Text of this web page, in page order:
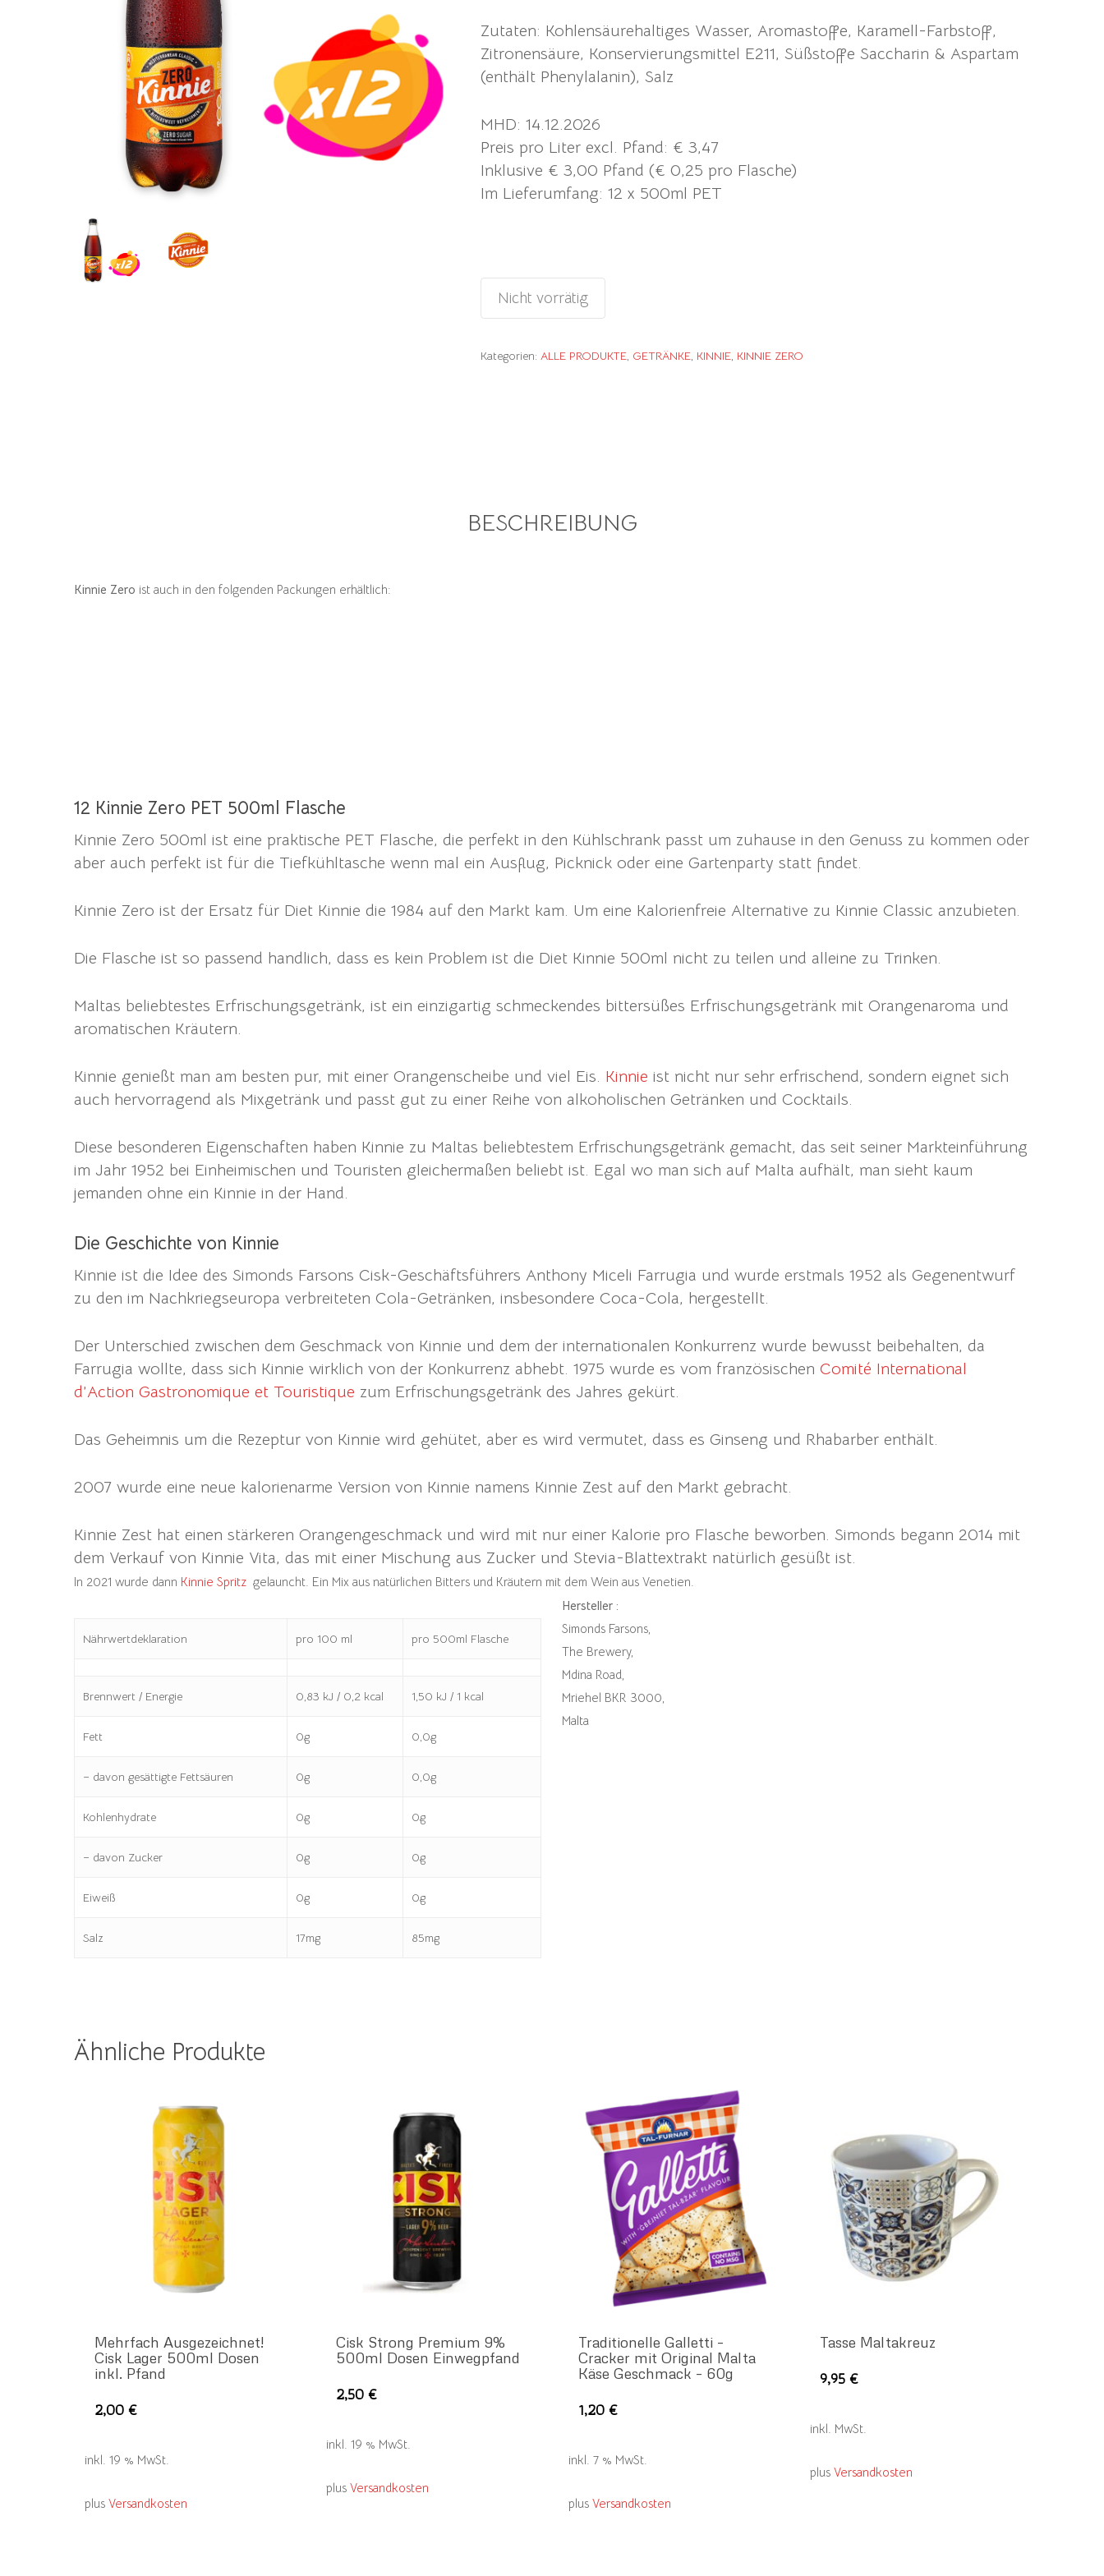
Hit enter to search or ESC to close
Search
Zutaten: Kohlensäurehaltiges Wasser, Aromastoffe, Karamell-Farbstoff,
Zitronensäure, Konservierungsmittel E211, Süßstoffe Saccharin & Aspartam
(enthält Phenylalanin), Salz
MHD: 14.12.2026
Preis pro Liter excl. Pfand: € 3,47
Inklusive € 3,00 Pfand (€ 0,25 pro Flasche)
Im Lieferumfang: 12 x 500ml PET
Nicht vorrätig
Kategorien: ALLE PRODUKTE, GETRÄNKE, KINNIE, KINNIE ZERO
BESCHREIBUNG
Kinnie Zero ist auch in den folgenden Packungen erhältlich:
12 Kinnie Zero PET 500ml Flasche
Kinnie Zero 500ml ist eine praktische PET Flasche, die perfekt in den Kühlschrank passt um zuhause in den Genuss zu kommen oder
aber auch perfekt ist für die Tiefkühltasche wenn mal ein Ausflug, Picknick oder eine Gartenparty statt findet.
Kinnie Zero ist der Ersatz für Diet Kinnie die 1984 auf den Markt kam. Um eine Kalorienfreie Alternative zu Kinnie Classic anzubieten.
Die Flasche ist so passend handlich, dass es kein Problem ist die Diet Kinnie 500ml nicht zu teilen und alleine zu Trinken.
Maltas beliebtestes Erfrischungsgetränk, ist ein einzigartig schmeckendes bittersüßes Erfrischungsgetränk mit Orangenaroma und
aromatischen Kräutern.
Kinnie genießt man am besten pur, mit einer Orangenscheibe und viel Eis. Kinnie ist nicht nur sehr erfrischend, sondern eignet sich
auch hervorragend als Mixgetränk und passt gut zu einer Reihe von alkoholischen Getränken und Cocktails.
Diese besonderen Eigenschaften haben Kinnie zu Maltas beliebtestem Erfrischungsgetränk gemacht, das seit seiner Markteinführung
im Jahr 1952 bei Einheimischen und Touristen gleichermaßen beliebt ist. Egal wo man sich auf Malta aufhält, man sieht kaum
jemanden ohne ein Kinnie in der Hand.
Die Geschichte von Kinnie
Kinnie ist die Idee des Simonds Farsons Cisk-Geschäftsführers Anthony Miceli Farrugia und wurde erstmals 1952 als Gegenentwurf
zu den im Nachkriegseuropa verbreiteten Cola-Getränken, insbesondere Coca-Cola, hergestellt.
Der Unterschied zwischen dem Geschmack von Kinnie und dem der internationalen Konkurrenz wurde bewusst beibehalten, da
Farrugia wollte, dass sich Kinnie wirklich von der Konkurrenz abhebt. 1975 wurde es vom französischenComité International
d’Action Gastronomique et Touristique zum Erfrischungsgetränk des Jahres gekürt.
Das Geheimnis um die Rezeptur von Kinnie wird gehütet, aber es wird vermutet, dass es Ginseng und Rhabarber enthält.
2007 wurde eine neue kalorienarme Version von Kinnie namens Kinnie Zest auf den Markt gebracht.
Kinnie Zest hat einen stärkeren Orangengeschmack und wird mit nur einer Kalorie pro Flasche beworben. Simonds begann 2014 mit
dem Verkauf von Kinnie Vita, das mit einer Mischung aus Zucker und Stevia-Blattextrakt natürlich gesüßt ist.
In 2021 wurde dann Kinnie Spritz gelauncht. Ein Mix aus natürlichen Bitters und Kräutern mit dem Wein aus Venetien.
Nährwertdeklaration pro 100 ml pro 500ml Flasche
Brennwert / Energie 0,83 kJ / 0,2 kcal 1,50 kJ / 1 kcal
Fett 0g 0,0g
– davon gesättigte Fettsäuren 0g 0,0g
Kohlenhydrate 0g 0g
– davon Zucker 0g 0g
Eiweiß 0g 0g
Salz 17mg 85mg
Hersteller :
Simonds Farsons,
The Brewery,
Mdina Road,
Mriehel BKR 3000,
Malta
Ähnliche Produkte
Mehrfach Ausgezeichnet!
Cisk Lager 500ml Dosen
inkl. Pfand
2,00€
inkl. 19 % MwSt.
plus Versandkosten
Cisk Strong Premium 9%
500ml Dosen Einwegpfand
2,50€
inkl. 19 % MwSt.
plusVersandkosten
Traditionelle Galletti –
Cracker mit Original Malta
Käse Geschmack – 60g
1,20€
inkl. 7 % MwSt.
plus Versandkosten
Tasse Maltakreuz
9,95€
inkl. MwSt.
plusVersandkosten